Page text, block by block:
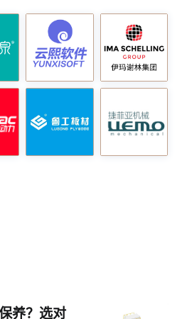
核心价值
装的关键工序，其核心
透到木纹导管内部，实现
理清晰的质感。这种工
理在最终成品中清晰可
纹立体感和通透度，这
达到的成品质感。通过
美感得以充分展现，家
也得到了显著提升。
涂装工艺带来了变化。
养？选对